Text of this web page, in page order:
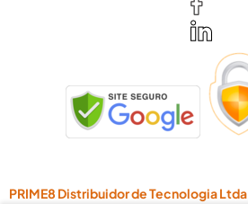
PRIME8 Distribuidor de Tecnologia Ltda